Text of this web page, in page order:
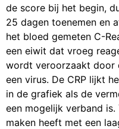
de score bij het begin,
25 dagen toenemen en
het bloed gemeten C-
een eiwit dat vroeg
wordt veroorzaakt door
een virus. De CRP lijkt
in de grafiek als de
een mogelijk verband
maken heeft met een